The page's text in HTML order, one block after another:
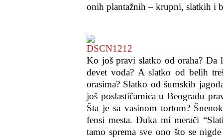
onih plantažnih – krupni, slatkih i
Ko još pravi slatko od oraha? Da
devet voda? A slatko od belih
orasima? Slatko od šumskih
još poslastičarnica u Beogradu
Šta je sa vasinom tortom?
fensi mesta. Đuka mi merači
tamo sprema sve ono što se